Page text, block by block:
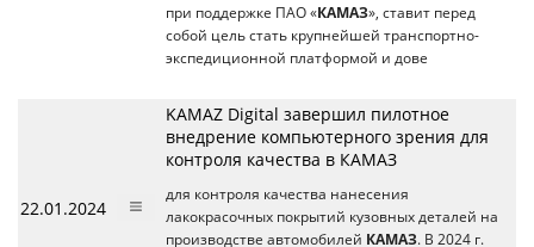
при поддержке ПАО «КАМАЗ», ставит перед
собой цель стать крупнейшей транспортно-
экспедиционной платформой и дове
22.01.2024
KAMAZ Digital завершил пилотное
внедрение компьютерного зрения для
контроля качества в КАМАЗ
для контроля качества нанесения
лакокрасочных покрытий кузовных деталей на
производстве автомобилей КАМАЗ. В 2024 г.